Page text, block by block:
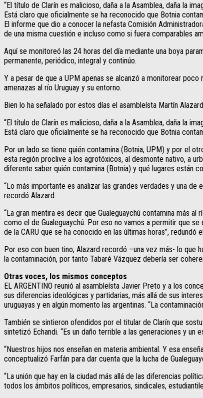
“El título de Clarín es malicioso, daña a la Asamblea, daña la
Está claro que oficialmente se ha reconocido que Botnia
El informe que dio a conocer la nefasta Comisión
de una misma cuestión e incluso como si fuera comparables
Aquí se monitoreó las 24 horas del día mediante una boya
permanente, periódico, integral y continúo.
Y a pesar de que a UPM apenas se alcanzó a monitorear
amenazas al río Uruguay y su entorno.
Bien lo ha señalado por estos días el asambleísta Martín
“El título de Clarín es malicioso, daña a la Asamblea, daña la
Está claro que oficialmente se ha reconocido que Botnia
Por un lado se tiene quién contamina (Botnia, UPM) y por el
esta región proclive a los agrotóxicos, al desmonte nativo, a
diferente saber quién contamina (Botnia) y qué lugares están
“Lo más importante es analizar las grandes verdades y una
recordó Alazard.
“La gran mentira es decir que Gualeguaychú contamina más
como el de Gualeguaychú. Por eso no vamos a permitir que
de la CARU que se ha conocido en las últimas horas”, redundó
Por eso con buen tino, Alazard recordó –una vez más- lo que
la contaminación, por tanto Tabaré Vázquez debería ser
Otras voces, los mismos conceptos
EL ARGENTINO reunió al asambleísta Javier Preto y a los
sus diferencias ideológicas y partidarias, más allá de sus
uruguayas y en algún momento las argentinas. “La
También se sintieron ofendidos por el titular de Clarín que
sintetizó Echandi. “Es un daño terrible a las generaciones y un
“Nuestros hijos nos enseñan en materia ambiental. Y esa
conceptualizó Farfán para dar cuenta que la lucha de
“La unión que hay en la ciudad más allá de las diferencias
todos los ámbitos políticos, empresarios, sindicales,